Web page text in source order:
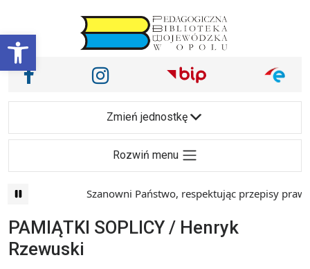
Otwórz pasek narzędzi
Main Navigation
Nasze media społecznościowe i inne
Facebook Instagram
Zmień jednostkę
Rozwiń menu
Szanowni Państwo, respektując przepisy prawa i
PAMIĄTKI SOPLICY / Henryk
Rzewuski